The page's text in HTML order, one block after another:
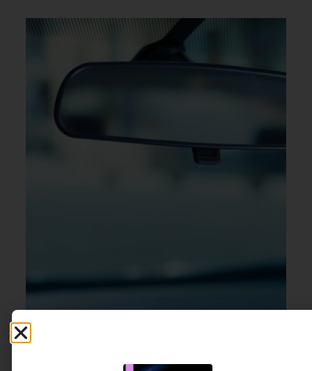
CULTURA ORGANIZACIONAL
Chega de olhar pelo retrovisor
A tecnologia já tornou possível identificar